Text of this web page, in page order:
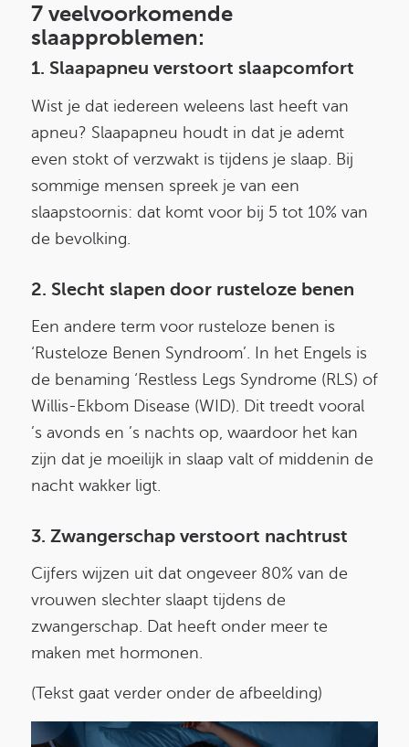
7 veelvoorkomende
slaapproblemen:
1. Slaapapneu verstoort slaapcomfort
Wist je dat iedereen weleens last heeft van
apneu? Slaapapneu houdt in dat je ademt
even stokt of verzwakt is tijdens je slaap. Bij
sommige mensen spreek je van een
slaapstoornis: dat komt voor bij 5 tot 10% van
de bevolking.
2. Slecht slapen door rusteloze benen
Een andere term voor rusteloze benen is
‘Rusteloze Benen Syndroom’. In het Engels is
de benaming ‘Restless Legs Syndrome (RLS) of
Willis-Ekbom Disease (WID). Dit treedt vooral
’s avonds en ’s nachts op, waardoor het kan
zijn dat je moeilijk in slaap valt of middenin de
nacht wakker ligt.
3. Zwangerschap verstoort nachtrust
Cijfers wijzen uit dat ongeveer 80% van de
vrouwen slechter slaapt tijdens de
zwangerschap. Dat heeft onder meer te
maken met hormonen.
(Tekst gaat verder onder de afbeelding)